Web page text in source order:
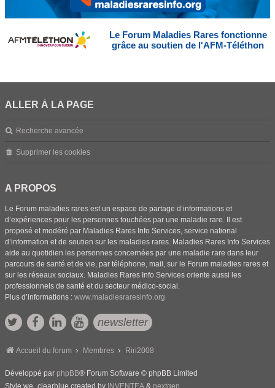
Le Forum Maladies Rares fonctionne
grâce au soutien de l'AFM-Téléthon
ALLER À LA PAGE
Recherche avancée
Supprimer les cookies
A PROPOS
Le Forum maladies rares est un espace de partage d’informations et
d’expériences pour les personnes touchées par une maladie rare. Il est
proposé et modéré par Maladies Rares Info Services, service national
d’information et de soutien sur les maladies rares. Maladies Rares Info Services
aide au quotidien les personnes concernées par une maladie rare dans leur
parcours de santé et de vie, par téléphone, mail, sur le Forum maladies rares et
sur les réseaux sociaux. Maladies Rares Info Services oriente aussi les
professionnels de santé et du secteur médico-social.
Plus d’informations : www.maladiesraresinfo.org
newsletter
Accueil du forum Membres Riri2008
Développé par phpBB® Forum Software © phpBB Limited
Style we_clearblue created by INVENTEA & nextgen